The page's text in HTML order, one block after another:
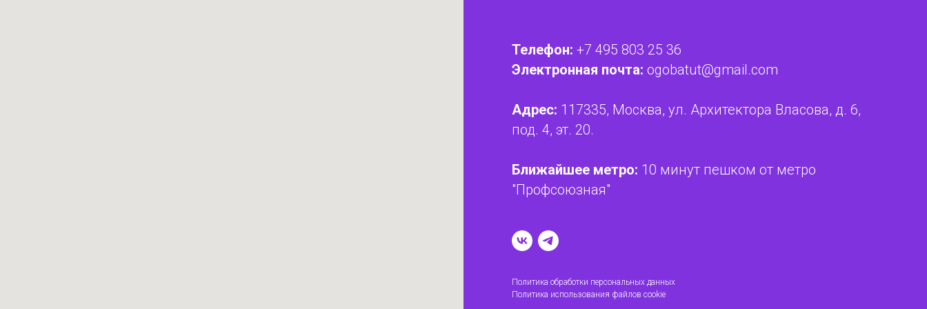
Телефон: +7 495 803 25 36
Электронная почта: ogobatut@gmail.com
Адрес: 117335, Москва, ул. Архитектора Власова, д. 6,
под. 4, эт. 20.
Ближайшее метро: 10 минут пешком от метро
"Профсоюзная"
Политика обработки персональных данных
Политика использования файлов cookie